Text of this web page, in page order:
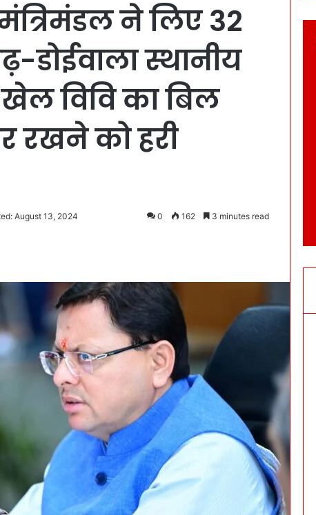
ने लिए 32
डोईवाला स्थानीय
विवि का बिल
रखने को हरी
August 13, 2024 0 162 3 minutes read